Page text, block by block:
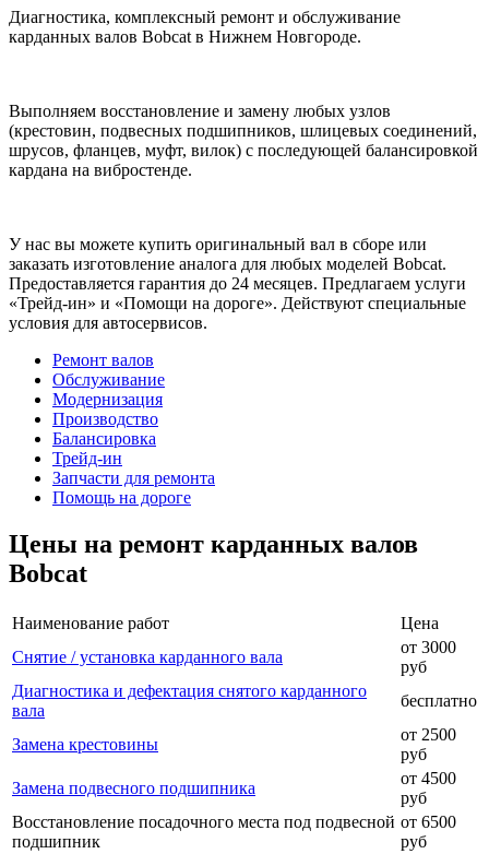
Диагностика, комплексный ремонт и обслуживание
карданных валов Bobcat в Нижнем Новгороде.
Выполняем восстановление и замену любых узлов
(крестовин, подвесных подшипников, шлицевых соединений,
шрусов, фланцев, муфт, вилок) с последующей балансировкой
кардана на вибростенде.
У нас вы можете купить оригинальный вал в сборе или
заказать изготовление аналога для любых моделей Bobcat.
Предоставляется гарантия до 24 месяцев. Предлагаем услуги
«Трейд-ин» и «Помощи на дороге». Действуют специальные
условия для автосервисов.
Ремонт валов
Обслуживание
Модернизация
Производство
Балансировка
Трейд-ин
Запчасти для ремонта
Помощь на дороге
Цены на ремонт карданных валов
Bobcat
Наименование работ
Цена
Снятие / установка карданного вала
от 3000
руб
Диагностика и дефектация снятого карданного
вала
бесплатно
Замена крестовины
от 2500
руб
Замена подвесного подшипника
от 4500
руб
Восстановление посадочного места под подвесной
подшипник
от 6500
руб